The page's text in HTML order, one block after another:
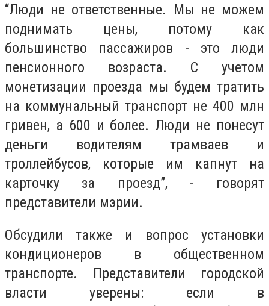
“Люди не ответственные. Мы не можем
поднимать цены, потому как
большинство пассажиров - это люди
пенсионного возраста. С учетом
монетизации проезда мы будем тратить
на коммунальный транспорт не 400 млн
гривен, а 600 и более. Люди не понесут
деньги водителям трамваев и
троллейбусов, которые им капнут на
карточку за проезд”, - говорят
представители мэрии.
Обсудили также и вопрос установки
кондиционеров в общественном
транспорте. Представители городской
власти уверены: если в